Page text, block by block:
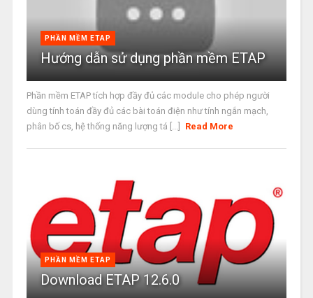
PHẦN MỀM ETAP
Hướng dẫn sử dụng phần mềm ETAP
Phần mềm ETAP tích hợp đầy đủ các module cho phép người
dùng tính toán đầy đủ các bài toán điện như tính ngắn mạch,
phân bố cs, hệ thống năng lượng tá [...]
Read More
PHẦN MỀM ETAP
Download ETAP 12.6.0